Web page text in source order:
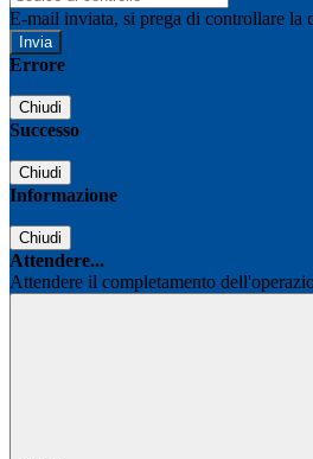
E-mail inviata, si prega di controllare la
Errore
Chiudi
Successo
Chiudi
Informazione
Chiudi
Attendere...
Attendere il completamento